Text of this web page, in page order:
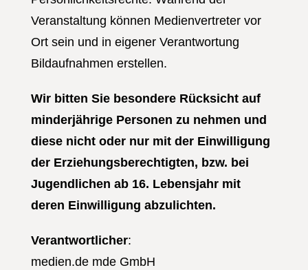
Veranstaltung können Medienvertreter vor
Ort sein und in eigener Verantwortung
Bildaufnahmen erstellen.
Wir bitten Sie besondere Rücksicht auf
minderjährige Personen zu nehmen und
diese nicht oder nur mit der Einwilligung
der Erziehungsberechtigten, bzw. bei
Jugendlichen ab 16. Lebensjahr mit
deren Einwilligung abzulichten.
Verantwortlicher:
medien.de mde GmbH